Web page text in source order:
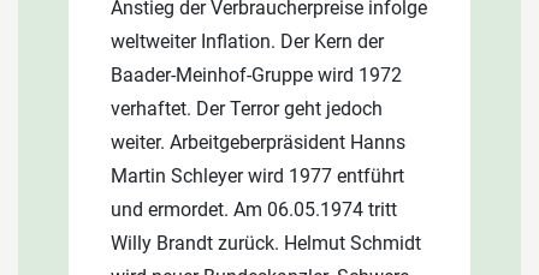
Durchhaltevermögen und festem
Glauben an den Erfolg.
Anstieg der Verbraucherpreise infolge
weltweiter Inflation. Der Kern der
Baader-Meinhof-Gruppe wird 1972
verhaftet. Der Terror geht jedoch
weiter. Arbeitgeberpräsident Hanns
Martin Schleyer wird 1977 entführt
und ermordet. Am 06.05.1974 tritt
Willy Brandt zurück. Helmut Schmidt